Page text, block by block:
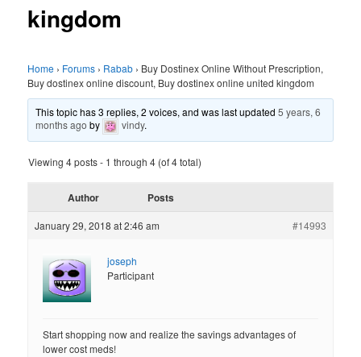
kingdom
Home › Forums › Rabab › Buy Dostinex Online Without Prescription,
Buy dostinex online discount, Buy dostinex online united kingdom
This topic has 3 replies, 2 voices, and was last updated5 years, 6
months ago by vindy.
Viewing 4 posts - 1 through 4 (of 4 total)
Author Posts
January 29, 2018 at 2:46 am #14993
joseph
Participant
Start shopping now and realize the savings advantages of
lower cost meds!